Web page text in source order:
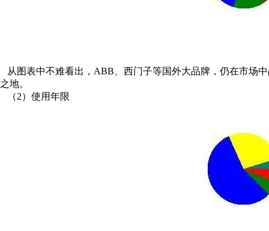
从图表中不难看出，ABB、西门子等国外大品牌，仍在市场
之地。
（2）使用年限